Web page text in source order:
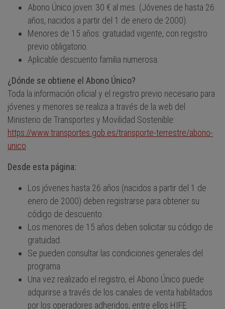
Abono Único joven: 30 € al mes. (Jóvenes de hasta 26
años, nacidos a partir del 1 de enero de 2000).
Menores de 15 años: gratuidad vigente, con registro
previo obligatorio.
Aplicable descuento familia numerosa.
¿Dónde se obtiene el Abono Único?
Toda la información oficial y el registro previo necesario para
jóvenes y menores se realiza a través de la web del
Ministerio de Transportes y Movilidad Sostenible:
https://www.transportes.gob.es/transporte-terrestre/abono-
unico
Desde esta página:
Los jóvenes hasta 26 años (nacidos a partir del 1 de
enero de 2000) deben registrarse para obtener su
código de descuento.
Los menores de 15 años deben solicitar su código de
gratuidad.
Se pueden consultar las condiciones generales del
programa.
Una vez realizado el registro, el Abono Único puede
adquirirse a través de los canales de venta habilitados
por los operadores adheridos, entre ellos HIFE.